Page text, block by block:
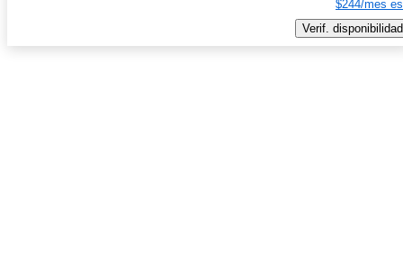
$244/mes
Verif. disponibilidad